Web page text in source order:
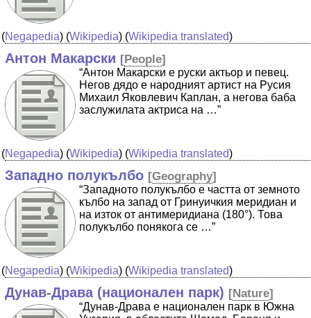
(Negapedia) (Wikipedia) (Wikipedia translated)
Антон Макарски [People]
“Антон Макарски е руски актьор и певец.
Негов дядо е народният артист на Русия
Михаил Яковлевич Каплан, а негова баба
заслужилата актриса на …”
(Negapedia) (Wikipedia) (Wikipedia translated)
Западно полукълбо [Geography]
“Западното полукълбо е частта от земното
кълбо на запад от Гринуичкия меридиан и
на изток от антимеридиана (180°). Това
полукълбо понякога се …”
(Negapedia) (Wikipedia) (Wikipedia translated)
Дунав-Драва (национален парк) [Nature]
“Дунав-Драва е национален парк в Южна